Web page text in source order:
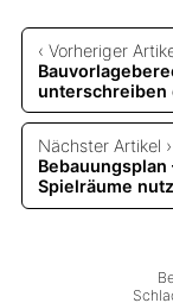
‹ Vorheriger
unterschreiben
Nächster Artikel ›
Spielräume